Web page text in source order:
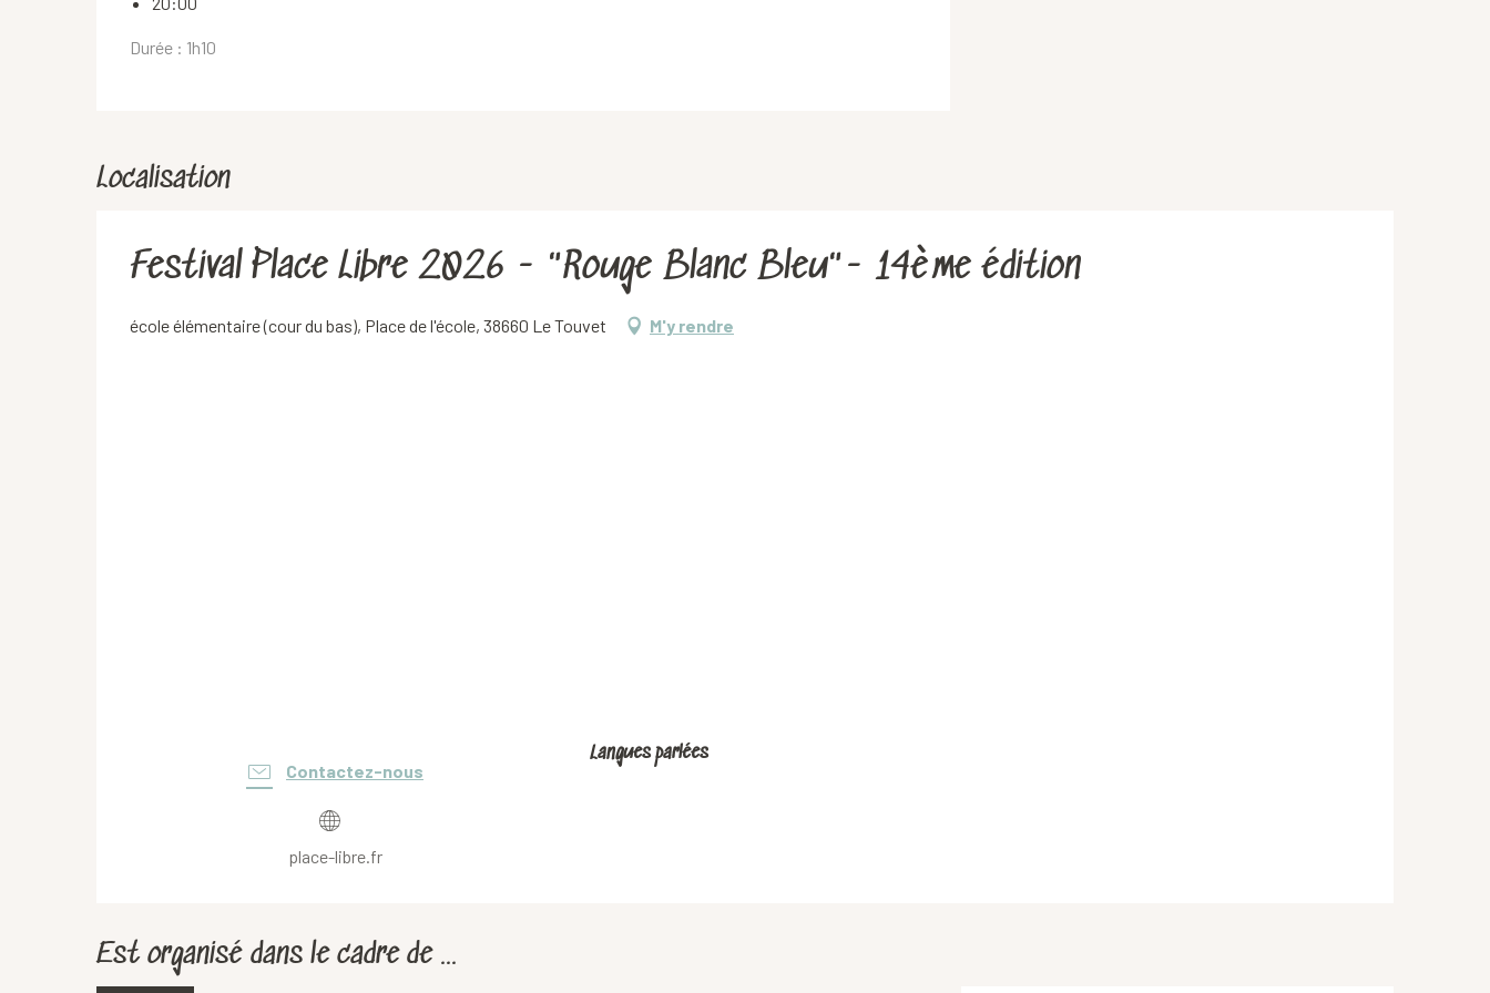
Durée : 1h10
Localisation
Festival Place Libre 2026 - "Rouge Blanc Bleu"- 14ème édition
école élémentaire (cour du bas), Place de l'école, 38660 Le Touvet M'y rendre
Contactez-nous
place-libre.fr
Langues parlées
Langues parlées
Est organisé dans le cadre de ...